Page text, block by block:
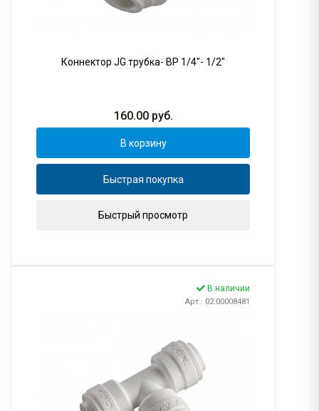
Коннектор JG трубка- ВР 1/4"- 1/2"
160.00руб.
В корзину
Быстрая покупка
Быстрый просмотр
В наличии
Арт.: 02.00008481